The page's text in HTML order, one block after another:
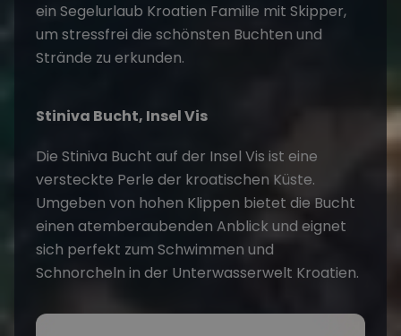
ein Segelurlaub Kroatien Familie mit Skipper,
um stressfrei die schönsten Buchten und
Strände zu erkunden.
Stiniva Bucht, Insel Vis
Die Stiniva Bucht auf der Insel Vis ist eine
versteckte Perle der kroatischen Küste.
Umgeben von hohen Klippen bietet die Bucht
einen atemberaubenden Anblick und eignet
sich perfekt zum Schwimmen und
Schnorcheln in der Unterwasserwelt Kroatien.